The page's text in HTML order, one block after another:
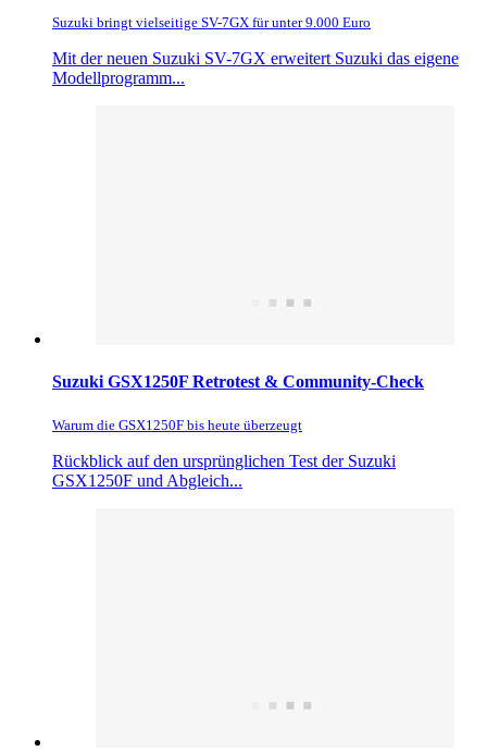
Suzuki bringt vielseitige SV-7GX für unter 9.000 Euro
Mit der neuen Suzuki SV-7GX erweitert Suzuki das eigene
Modellprogramm...
Suzuki GSX1250F Retrotest & Community-Check
Warum die GSX1250F bis heute überzeugt
Rückblick auf den ursprünglichen Test der Suzuki
GSX1250F und Abgleich...